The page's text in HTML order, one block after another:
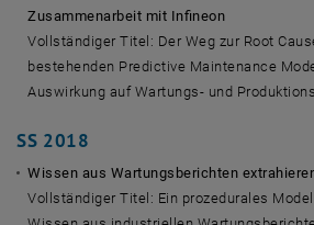
Zusammenarbeit mit Infineon
Vollständiger Titel: Der Weg zur Root
bestehenden Predictive Maintenance
Auswirkung auf Wartungs- und
SS 2018
Wissen aus Wartungsberichten
Vollständiger Titel: Ein prozedurales